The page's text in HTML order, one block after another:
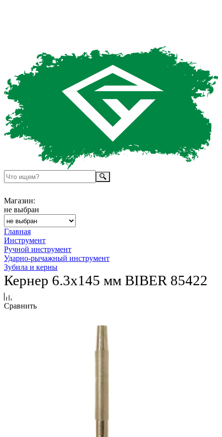
Магазин:
не выбран
Главная
Инструмент
Ручной инструмент
Ударно-рычажный инструмент
Зубила и керны
Кернер 6.3х145 мм BIBER 85422
Сравнить